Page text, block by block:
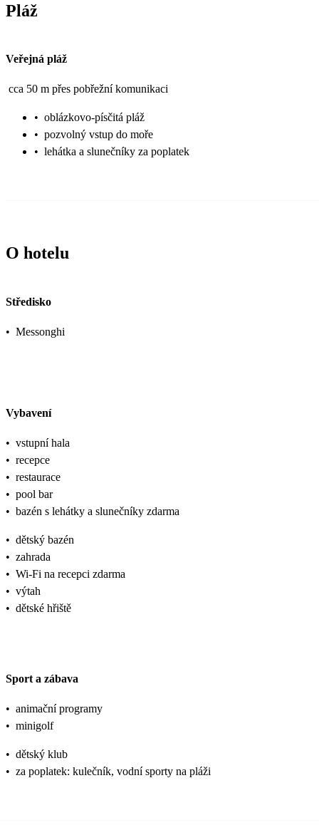
Pláž
Veřejná pláž
cca 50 m přes pobřežní komunikaci
• oblázkovo-písčitá pláž
• pozvolný vstup do moře
• lehátka a slunečníky za poplatek
O hotelu
Středisko
• Messonghi
Vybavení
• vstupní hala
• recepce
• restaurace
• pool bar
• bazén s lehátky a slunečníky zdarma
• dětský bazén
• zahrada
• Wi-Fi na recepci zdarma
• výtah
• dětské hřiště
Sport a zábava
• animační programy
• minigolf
• dětský klub
• za poplatek: kulečník, vodní sporty na pláži